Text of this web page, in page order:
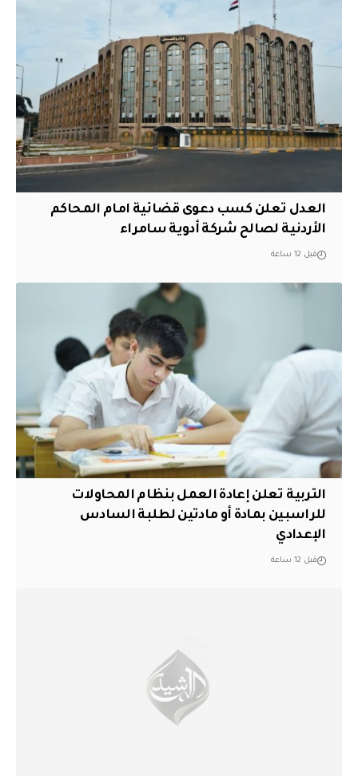
العدل تعلن كسب دعوى قضائية امام المحاكم
الأردنية لصالح شركة أدوية سامراء
قبل 12 ساعة
التربية تعلن إعادة العمل بنظام المحاولات
للراسبين بمادة أو مادتين لطلبة السادس
الإعدادي
قبل 12 ساعة